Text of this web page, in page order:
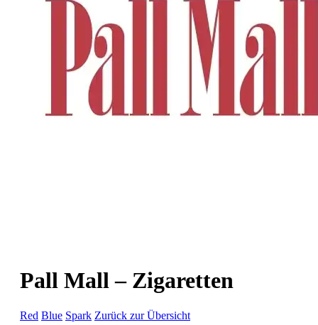
Pall Mall ‒ Zigaretten
Red Blue Spark Zurück zur Übersicht